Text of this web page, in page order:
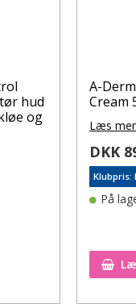
hud
og
til ønskeseddel
A-
Cream
Læs
DKK
Klubpris:
På